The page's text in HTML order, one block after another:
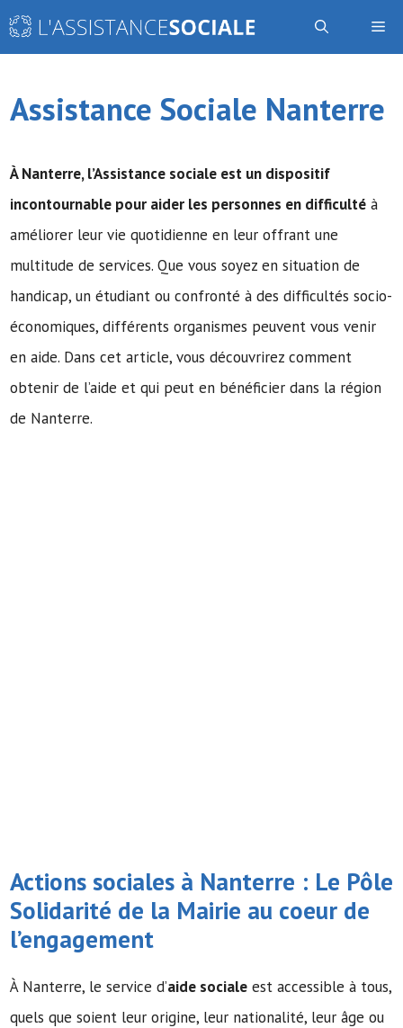
Aller
Assistance Sociale Nanterre
À Nanterre,l’Assistance sociale est un dispositif
incontournable pour aider les personnes en difficulté à
améliorer leur vie quotidienne en leur offrant une
multitude de services. Que vous soyez en situation de
handicap, un étudiant ou confronté à des difficultés socio-
économiques, différents organismes peuvent vous venir
en aide. Dans cet article, vous découvrirez comment
obtenir de l’aide et qui peut en bénéficier dans la région
de Nanterre.
Actions sociales à Nanterre : Le Pôle
Solidarité de la Mairie au coeur de
l’engagement
À Nanterre, le service d’aide sociale est accessible à tous,
quels que soient leur origine, leur nationalité, leur âge ou